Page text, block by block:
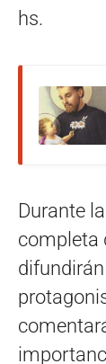
hs.
Durante
completa